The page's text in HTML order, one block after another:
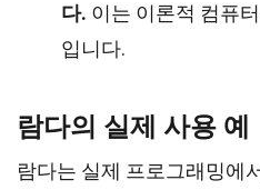
다. 이는 이론적 컴퓨
입니다.
람다의 실제 사용 예
람다는 실제 프로그래밍에